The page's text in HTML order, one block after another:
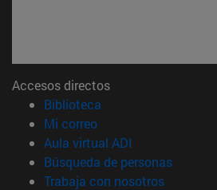
Accesos directos
Biblioteca
Mi correo(abre en nueva
Aula virtual ADI
Búsqueda de personas(abre
Trabaja con nosotros(abre en